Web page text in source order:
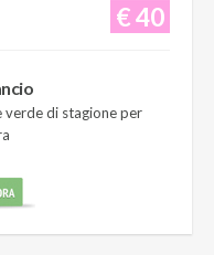
€ 40
verde di stagione per